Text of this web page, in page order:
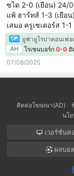
ซได 2-0 (เยือน) 24/
แพ้ ฮาร์ทส์ 1-3 (เยือ
เสมอ ครูเซเดอร์ส 1-
เสมอ สปอร์ติ้ง ชาร์เ
เสมอ สปอร์ติ้ง ชาร์เล
(เยือน) 27/08/21 ชน
20/08/21 แ
ยูฟ่ายูโรปาคอนเฟอ
AH
โรเซนบอร์ก 0-0 ฮั
07/08/2025
ติดต่อโฆษณา(AD)
นโ
เวอร์ชั่นค
ผลบอล